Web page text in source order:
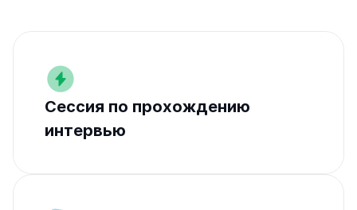
Сессия по прохождению
интервью